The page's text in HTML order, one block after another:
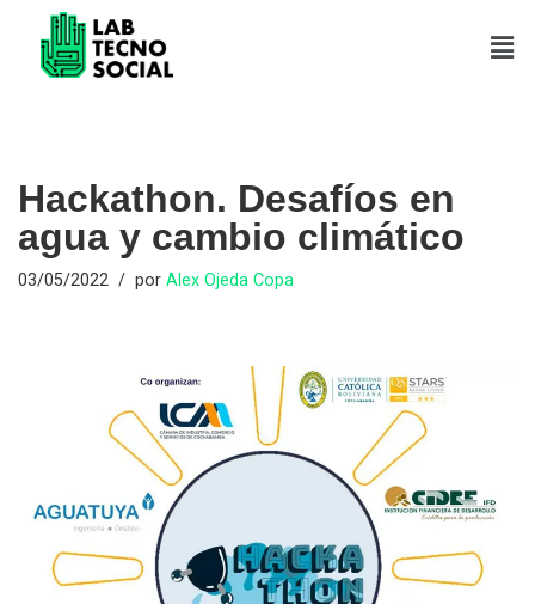
Saltar
Hackathon. Desafíos en
agua y cambio climático
03/05/2022 por Alex Ojeda Copa